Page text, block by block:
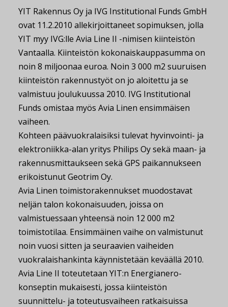
YIT Rakennus Oy ja IVG Institutional Funds GmbH
ovat 11.2.2010 allekirjoittaneet sopimuksen, jolla
YIT myy IVG:lle Avia Line II -nimisen kiinteistön
Vantaalla. Kiinteistön kokonaiskauppasumma on
noin 8 miljoonaa euroa. Noin 3 000 m2 suuruisen
kiinteistön rakennustyöt on jo aloitettu ja se
valmistuu joulukuussa 2010. IVG Institutional
Funds omistaa myös Avia Linen ensimmäisen
vaiheen.
Kohteen päävuokralaisiksi tulevat hyvinvointi- ja
elektroniikka-alan yritys Philips Oy sekä maan- ja
rakennusmittaukseen sekä GPS paikannukseen
erikoistunut Geotrim Oy.
Avia Linen toimistorakennukset muodostavat
neljän talon kokonaisuuden, joissa on
valmistuessaan yhteensä noin 12 000 m2
toimistotilaa. Ensimmäinen vaihe on valmistunut
noin vuosi sitten ja seuraavien vaiheiden
vuokralaishankinta käynnistetään keväällä 2010.
Avia Line II toteutetaan YIT:n Energianero-
konseptin mukaisesti, jossa kiinteistön
suunnittelu- ja toteutusvaiheen ratkaisuissa